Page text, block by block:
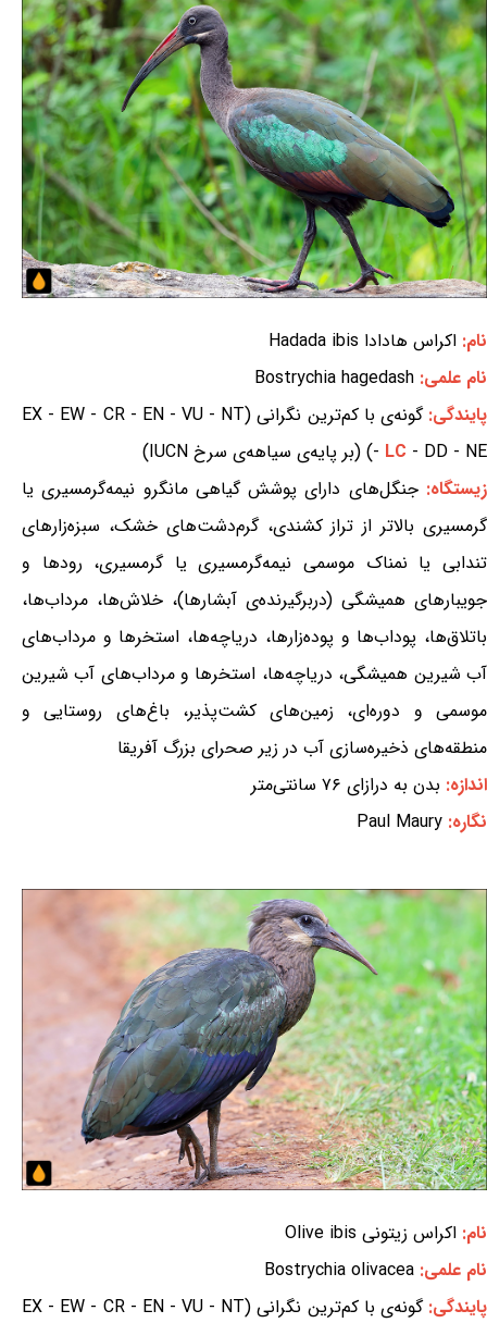
نام: اکراس هادادا Hadada ibis
نام علمی: Bostrychia hagedash
پایندگی:
گونه‌ی با کم‌ترین نگرانی (EX - EW - CR - EN - VU - NT
- LC - DD - NE) (بر پایه‌ی سیاهه‌ی سرخ IUCN)
زیستگاه:جنگل‌های دارای پوشش گیاهی مانگرو نیمه‌گرمسیری یا
گرمسیری بالاتر از تراز کشندی، گرم‌دشت‌های خشک، سبزه‌زارهای
تندابی یا نمناک موسمی نیمه‌گرمسیری یا گرمسیری، رودها و
جویبارهای همیشگی (دربرگیرنده‌ی آبشارها)، خلاش‌ها، مرداب‌ها،
باتلاق‌ها، پوداب‌ها و پوده‌زارها، دریاچه‌ها، استخرها و مرداب‌های
آب شیرین همیشگی، دریاچه‌ها، استخرها و مرداب‌های آب شیرین
موسمی و دوره‌ای، زمین‌های کشت‌پذیر، باغ‌های روستایی و
منطقه‌های ذخیره‌سازی آب در زیر صحرای بزرگ آفریقا
اندازه: بدن به درازای ۷۶ سانتی‌متر
نگاره: Paul Maury
نام: اکراس زیتونی Olive ibis
نام علمی: Bostrychia olivacea
پایندگی:
گونه‌ی با کم‌ترین نگرانی (EX - EW - CR - EN - VU - NT